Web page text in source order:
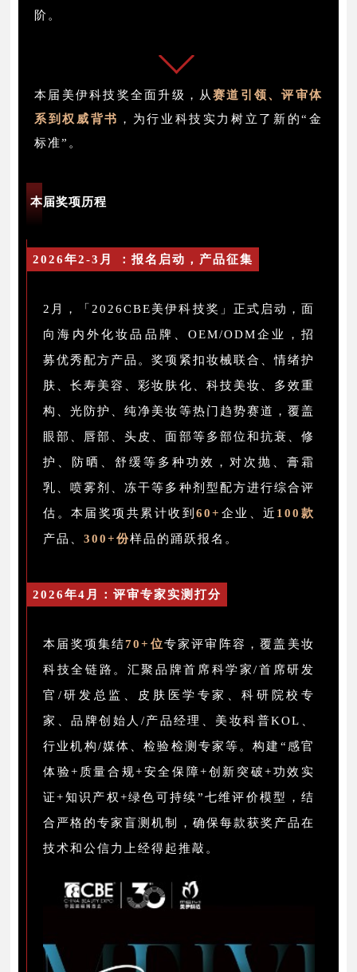
阶。
本届美伊科技奖全面升级，从赛道引领、评审体
系到权威背书 ，为行业科技实力树立了新的“金
标准”。
本届奖项历程
2026年2-3月 ：报名启动，产品征集
2月，「2026CBE美伊科技奖」正式启动，面
向海内外化妆品品牌、OEM/ODM企业，招
募优秀配方产品。奖项紧扣妆械联合、情绪护
肤、长寿美容、彩妆肤化、科技美妆、多效重
构、光防护、纯净美妆等热门趋势赛道，覆盖
眼部、唇部、头皮、面部等多部位和抗衰、修
护、防晒、舒缓等多种功效，对次抛、膏霜
乳、喷雾剂、冻干等多种剂型配方进行综合评
估。本届奖项共累计收到60+ 企业、近 100款
产品、300+份样品的踊跃报名。
2026年4月：评审专家实测打分
本届奖项集结70+位专家评审阵容，覆盖美妆
科技全链路。汇聚品牌首席科学家/首席研发
官/研发总监、皮肤医学专家、科研院校专
家、品牌创始人/产品经理、美妆科普KOL、
行业机构/媒体、检验检测专家等。构建“感官
体验+质量合规+安全保障+创新突破+功效实
证+知识产权+绿色可持续”七维评价模型，结
合严格的专家盲测机制，确保每款获奖产品在
技术和公信力上经得起推敲。